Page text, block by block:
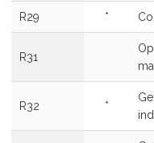
R29 *
R31
R32 *